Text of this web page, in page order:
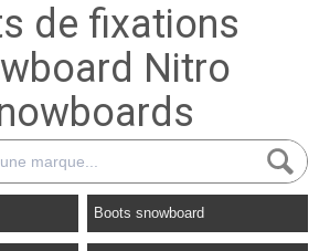
de fixations
Nitro
Boots snowboard